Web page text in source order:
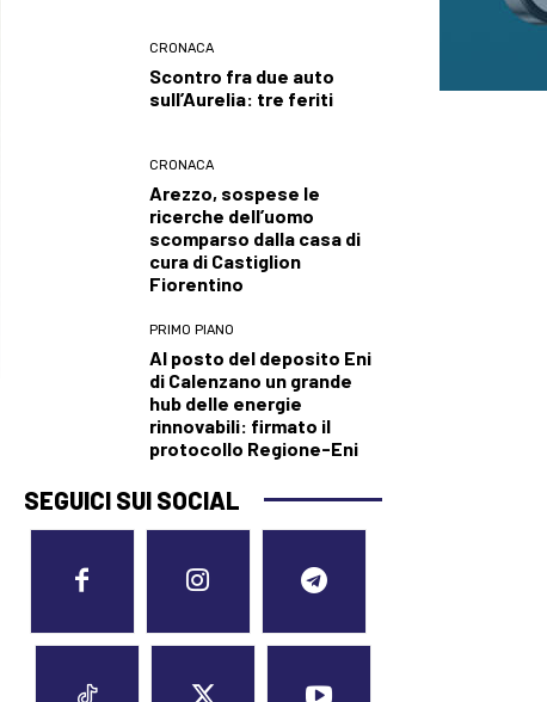
CRONACA
Scontro fra due auto
sull’Aurelia: tre feriti
CRONACA
Arezzo, sospese le
ricerche dell’uomo
scomparso dalla casa di
cura di Castiglion
Fiorentino
PRIMO PIANO
Al posto del deposito Eni
di Calenzano un grande
hub delle energie
rinnovabili: firmato il
protocollo Regione-Eni
SEGUICI SUI SOCIAL